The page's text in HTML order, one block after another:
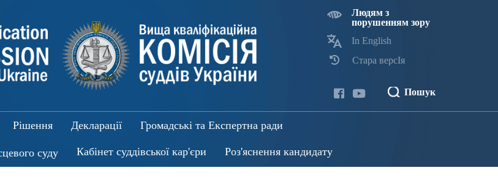
Людям з
порушенням зору
In English
Стара версІя
Пошук
Рішення Декларації Громадські та Експертна ради
суду Кабінет суддівської кар'єри Роз'яснення кандидату